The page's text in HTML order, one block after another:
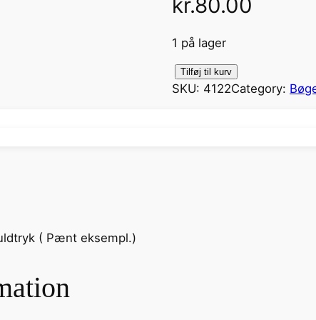
1 på lager
e
Tilføj til kurv
SKU: 4122Category:
( Pænt eksempl.)